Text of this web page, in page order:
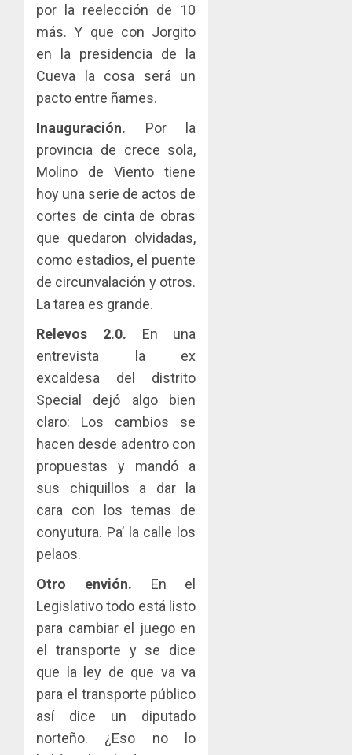
por la reelección de 10
más. Y que con Jorgito
en la presidencia de la
Cueva la cosa será un
pacto entre ñames.
Inauguración. Por la
provincia de crece sola,
Molino de Viento tiene
hoy una serie de actos de
cortes de cinta de obras
que quedaron olvidadas,
como estadios, el puente
de circunvalación y otros.
La tarea es grande.
Relevos 2.0. En una
entrevista la ex
excaldesa del distrito
Special dejó algo bien
claro: Los cambios se
hacen desde adentro con
propuestas y mandó a
sus chiquillos a dar la
cara con los temas de
conyutura. Pa’ la calle los
pelaos.
Otro envión. En el
Legislativo todo está listo
para cambiar el juego en
el transporte y se dice
que la ley de que va va
para el transporte público
así dice un diputado
norteño. ¿Eso no lo